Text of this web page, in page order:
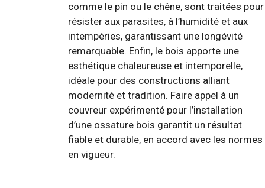
comme le pin ou le chêne, sont traitées pour
résister aux parasites, à l’humidité et aux
intempéries, garantissant une longévité
remarquable. Enfin, le bois apporte une
esthétique chaleureuse et intemporelle,
idéale pour des constructions alliant
modernité et tradition. Faire appel à un
couvreur expérimenté pour l’installation
d’une ossature bois garantit un résultat
fiable et durable, en accord avec les normes
en vigueur.